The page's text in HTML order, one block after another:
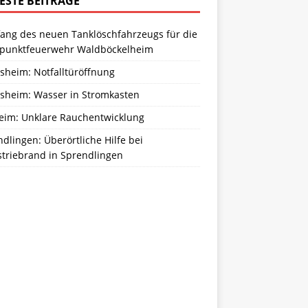
des neuen Tanklöschfahrzeugs für die
Waldböckelheim
Notfalltüröffnung
Wasser in Stromkasten
Unklare Rauchentwicklung
Überörtliche Hilfe bei
in Sprendlingen